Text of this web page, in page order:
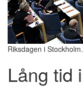
Riksdagen i
Lång tid